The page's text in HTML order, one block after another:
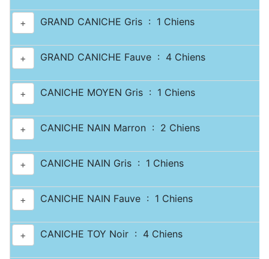
+ GRAND CANICHE Gris : 1 Chiens
+ GRAND CANICHE Fauve : 4 Chiens
+ CANICHE MOYEN Gris : 1 Chiens
+ CANICHE NAIN Marron : 2 Chiens
+ CANICHE NAIN Gris : 1 Chiens
+ CANICHE NAIN Fauve : 1 Chiens
+ CANICHE TOY Noir : 4 Chiens